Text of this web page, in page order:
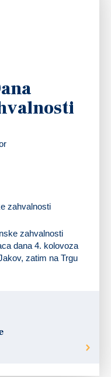
zahvalnosti
dana 4. kolovoza
zatim na Trgu